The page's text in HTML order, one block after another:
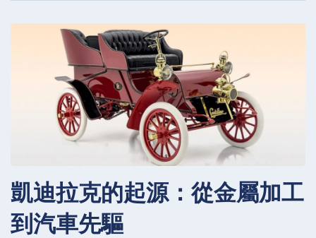
凱迪拉克的起源：從金屬加工
到汽車先驅